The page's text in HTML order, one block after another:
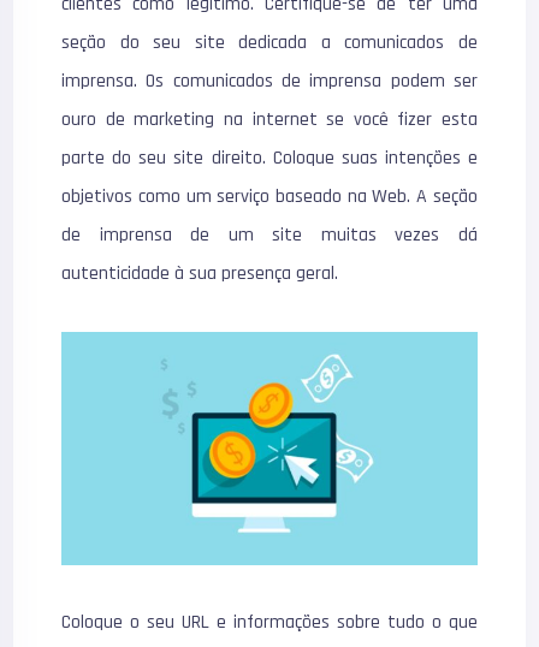
seção do seu site dedicada a comunicados de
imprensa. Os comunicados de imprensa podem ser
ouro de marketing na internet se você fizer esta
parte do seu site direito. Coloque suas intenções e
objetivos como um serviço baseado na Web. A seção
de imprensa de um site muitas vezes dá
autenticidade à sua presença geral.
Coloque o seu URL e informações sobre tudo o que